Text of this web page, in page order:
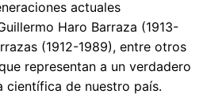
actuales
Haro Barraza (1913-
(1912-1989), entre otros
representan a un verdadero
científica de nuestro país.